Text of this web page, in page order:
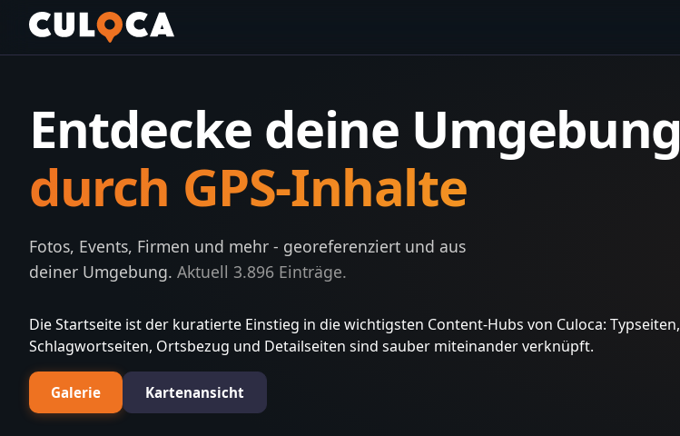
Entdecke deine Umgebung
durch GPS-Inhalte
Fotos, Events, Firmen und mehr - georeferenziert und aus
deiner Umgebung. Aktuell 3.896 Einträge.
Die Startseite ist der kuratierte Einstieg in die wichtigsten Content-Hubs von Culoca: Typseiten,
Schlagwortseiten, Ortsbezug und Detailseiten sind sauber miteinander verknüpft.
Galerie Kartenansicht